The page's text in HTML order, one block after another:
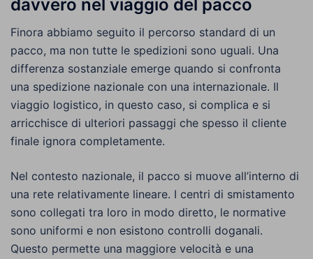
davvero nel viaggio del pacco
Finora abbiamo seguito il percorso standard di un
pacco, ma non tutte le spedizioni sono uguali. Una
differenza sostanziale emerge quando si confronta
una spedizione nazionale con una internazionale. Il
viaggio logistico, in questo caso, si complica e si
arricchisce di ulteriori passaggi che spesso il cliente
finale ignora completamente.
Nel contesto nazionale, il pacco si muove all’interno di
una rete relativamente lineare. I centri di smistamento
sono collegati tra loro in modo diretto, le normative
sono uniformi e non esistono controlli doganali.
Questo permette una maggiore velocità e una